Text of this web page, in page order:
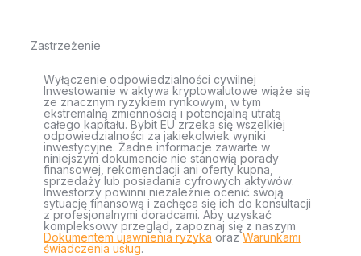
Zastrzeżenie
Wyłączenie odpowiedzialności cywilnej
Inwestowanie w aktywa kryptowalutowe wiąże się
ze znacznym ryzykiem rynkowym, w tym
ekstremalną zmiennością i potencjalną utratą
całego kapitału. Bybit EU zrzeka się wszelkiej
odpowiedzialności za jakiekolwiek wyniki
inwestycyjne. Żadne informacje zawarte w
niniejszym dokumencie nie stanowią porady
finansowej, rekomendacji ani oferty kupna,
sprzedaży lub posiadania cyfrowych aktywów.
Inwestorzy powinni niezależnie ocenić swoją
sytuację finansową i zachęca się ich do konsultacji
z profesjonalnymi doradcami. Aby uzyskać
kompleksowy przegląd, zapoznaj się z naszym
Dokumentem ujawnienia ryzyka orazWarunkami
świadczenia usług.